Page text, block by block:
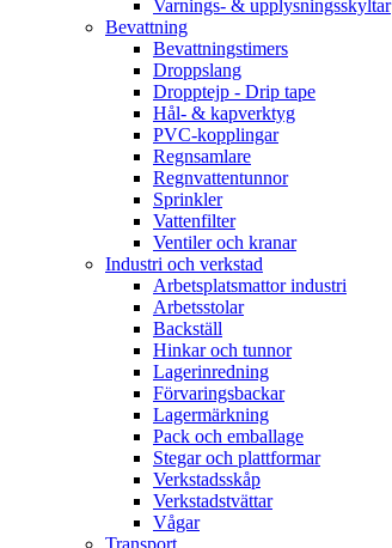
Varnings- & upplysningsskyltar
Bevattning
Bevattningstimers
Droppslang
Dropptejp - Drip tape
Hål- & kapverktyg
PVC-kopplingar
Regnsamlare
Regnvattentunnor
Sprinkler
Vattenfilter
Ventiler och kranar
Industri och verkstad
Arbetsplatsmattor industri
Arbetsstolar
Backställ
Hinkar och tunnor
Lagerinredning
Förvaringsbackar
Lagermärkning
Pack och emballage
Stegar och plattformar
Verkstadsskåp
Verkstadstvättar
Vågar